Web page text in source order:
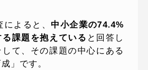
よると、 中小企業の74.4%
課題を抱えている と回答し
て、その課題の中心にある
」です。